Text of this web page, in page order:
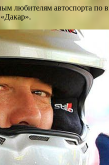
любителям автоспорта